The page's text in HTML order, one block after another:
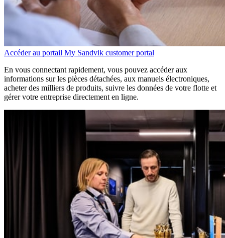
Accéder au portail My Sandvik customer portal
En vous connectant rapidement, vous pouvez accéder aux
informations sur les pièces détachées, aux manuels électroniques,
acheter des milliers de produits, suivre les données de votre flotte et
gérer votre entreprise directement en ligne.